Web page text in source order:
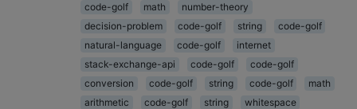
code-golf
math
number-theory
decision-problem
code-golf string
code-golf
natural-language
code-golf
internet
stack-exchange-api
code-golf
code-golf
conversion
code-golf string code-golf
math
arithmetic
code-golf string
whitespace